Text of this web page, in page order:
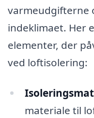
varmeudgifterne
indeklimaet. Her
elementer, der
ved loftisolering:
materiale til